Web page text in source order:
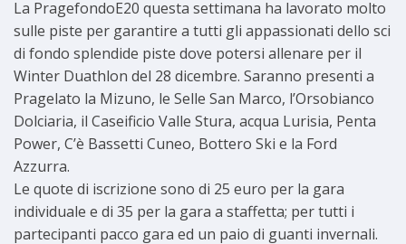
La PragefondoE20 questa settimana ha lavorato molto
sulle piste per garantire a tutti gli appassionati dello sci
di fondo splendide piste dove potersi allenare per il
Winter Duathlon del 28 dicembre. Saranno presenti a
Pragelato la Mizuno, le Selle San Marco, l’Orsobianco
Dolciaria, il Caseificio Valle Stura, acqua Lurisia, Penta
Power, C’è Bassetti Cuneo, Bottero Ski e la Ford
Azzurra.
Le quote di iscrizione sono di 25 euro per la gara
individuale e di 35 per la gara a staffetta; per tutti i
partecipanti pacco gara ed un paio di guanti invernali.